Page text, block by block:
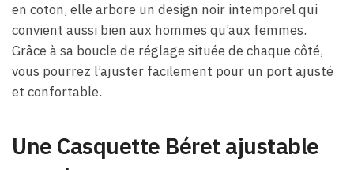
en coton, elle arbore un design noir intemporel qui
convient aussi bien aux hommes qu’aux femmes.
Grâce à sa boucle de réglage située de chaque côté,
vous pourrez l’ajuster facilement pour un port ajusté
et confortable.
Une Casquette Béret ajustable